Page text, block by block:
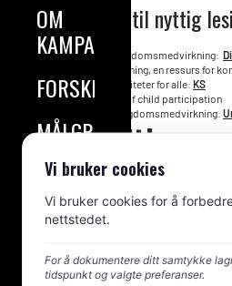
OM
KAMPANJEN
FORSKNING
MÅLGRUPPER
RESSURSER
Linker og tips til nyttig
10 gode råd for ungdomsmedvirkning:
Ungdomsmedvirkning, en ressurs for
inkluderende aktiviteter for alle: KS
TheLundy model of child participation
Verktøy for god ungdomsmedvirkning:
Alle kapitler
Forankringsmøte
Kapittel 2
Hva vil vi med ABC i vår
Vi bruker cookies
Vi bruker cookies for å
nettstedet.
For å dokumentere ditt samtykke
tidspunkt og valgte preferanser.